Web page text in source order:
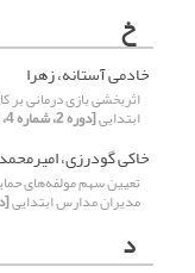
خ
خادمی آستانه، زهرا
اثربخشی بازی درمانی
ابتدایی[دوره 2، شماره 4، 1401، صفحه 1-22]
خاکی گودرزی، امیرمحمد
تعیین سهم مولفه‌های
مدیران مدارس ابتدایی[دوره
د